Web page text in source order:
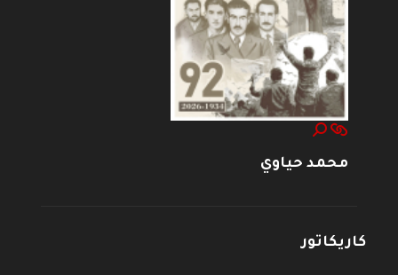
محمد حياوي
كاريكاتور